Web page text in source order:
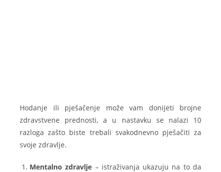
Hodanje ili pješačenje može vam donijeti brojne
zdravstvene prednosti, a u nastavku se nalazi 10
razloga zašto biste trebali svakodnevno pješačiti za
svoje zdravlje.
Mentalno zdravlje – istraživanja ukazuju na to da